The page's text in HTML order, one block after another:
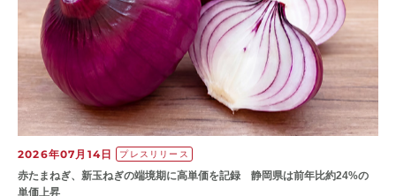
2026年07月14日 プレスリリース
赤たまねぎ、新玉ねぎの端境期に高単価を記録 静岡県は前年比約24%の
単価上昇